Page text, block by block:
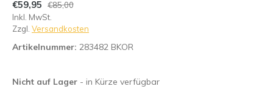
€59,95
€85,00
Inkl. MwSt.
Zzgl. Versandkosten
Artikelnummer: 283482 BKOR
Nicht auf Lager - in Kürze verfügbar